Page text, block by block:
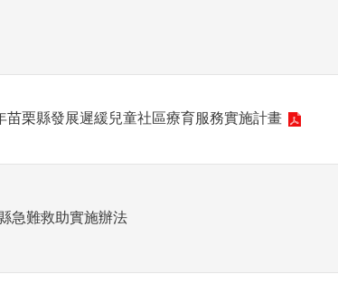
苗栗縣發展遲緩兒童社區療育服務實施計畫
急難救助實施辦法